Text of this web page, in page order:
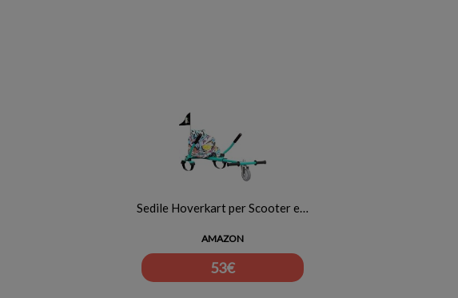
Sedile Hoverkart per Scooter e…
AMAZON
53€